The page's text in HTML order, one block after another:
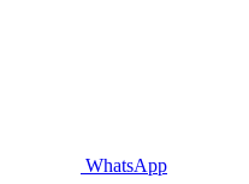
WhatsApp